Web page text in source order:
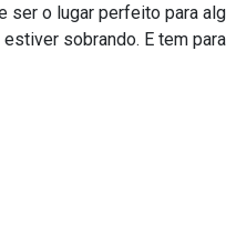
ser o lugar perfeito para
sobrando. E tem